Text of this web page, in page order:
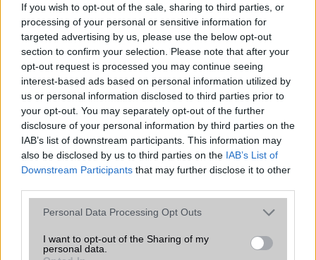
If you wish to opt-out of the sale, sharing to third parties, or
processing of your personal or sensitive information for
targeted advertising by us, please use the below opt-out
section to confirm your selection. Please note that after your
opt-out request is processed you may continue seeing
interest-based ads based on personal information utilized by
us or personal information disclosed to third parties prior to
your opt-out. You may separately opt-out of the further
disclosure of your personal information by third parties on the
IAB’s list of downstream participants. This information may
also be disclosed by us to third parties on the IAB’s List of
Downstream Participants that may further disclose it to other
Please note that this website/app uses one or more Google
not limited to your visit or usage behaviour. You may click to
grant or deny consent to Google and its third-party tags to
Personal Data Processing Opt Outs
I want to opt-out of the Sharing of my
personal data.
túl a Telefonguru valamely szellemi alkotását teljes
terjedelemben kívánná átvenni, úgy köteles ehhez a
Telefonguru előzetes hozzájárulását beszerezni. Fenti
szabályozás értelemszerűen kiterjed a Telefonguru által
kiküldött hírlevelek tartalmára is.
MOBILTELEFON MÁRKÁK
Apple
Huawei